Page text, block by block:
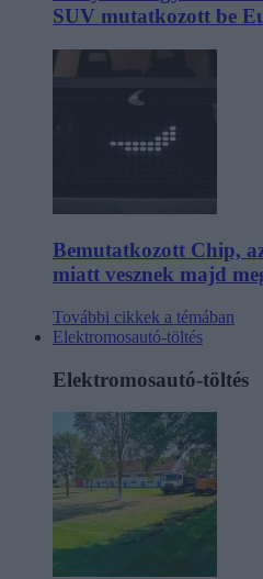
SUV mutatkozott be
Bemutatkozott Chip,
miatt vesznek majd
További cikkek a témában
Elektromosautó-töltés
Elektromosautó-töltés